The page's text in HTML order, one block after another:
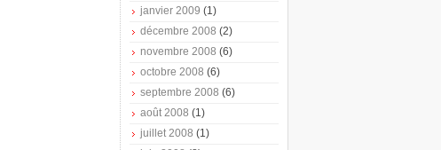
janvier 2009 (1)
décembre 2008 (2)
novembre 2008 (6)
octobre 2008 (6)
septembre 2008 (6)
août 2008 (1)
juillet 2008 (1)